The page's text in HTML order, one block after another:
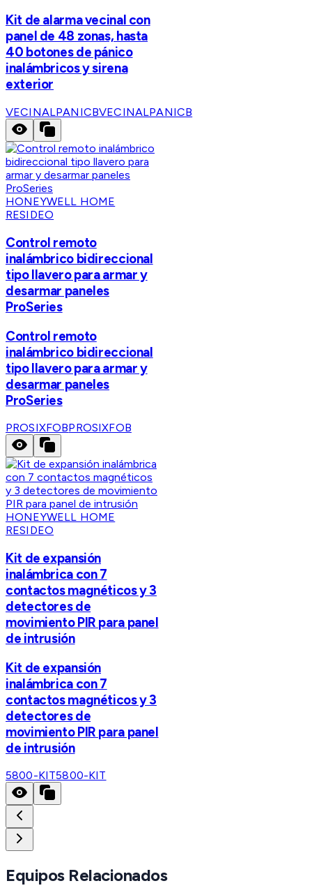
Kit de alarma vecinal con
panel de 48 zonas, hasta
40 botones de pánico
inalámbricos y sirena
exterior
VECINALPANICBVECINALPANICB
HONEYWELL HOME
RESIDEO
Control remoto
inalámbrico bidireccional
tipo llavero para armar y
desarmar paneles
ProSeries
Control remoto
inalámbrico bidireccional
tipo llavero para armar y
desarmar paneles
ProSeries
PROSIXFOBPROSIXFOB
HONEYWELL HOME
RESIDEO
Kit de expansión
inalámbrica con 7
contactos magnéticos y 3
detectores de
movimiento PIR para panel
de intrusión
Kit de expansión
inalámbrica con 7
contactos magnéticos y 3
detectores de
movimiento PIR para panel
de intrusión
5800-KIT5800-KIT
Equipos Relacionados